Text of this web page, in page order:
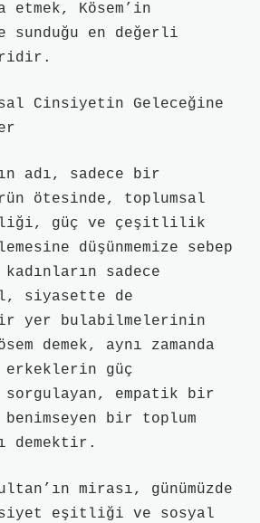
Kösem’in
sunduğu en değerli
Cinsiyetin Geleceğine
adı, sadece bir
ötesinde, toplumsal
güç ve çeşitlilik
düşünmemize sebep
sadece
siyasette de
yer bulabilmelerinin
demek, aynı zamanda
erkeklerin güç
empatik bir
benimseyen bir toplum
demektir.
mirası, günümüzde
eşitliği ve sosyal